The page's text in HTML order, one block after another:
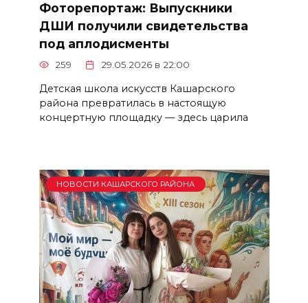
Фоторепортаж: Выпускники
ДШИ получили свидетельства
под аплодисменты
259 29.05.2026 в 22:00
Детская школа искусств Кашарского
района превратилась в настоящую
концертную площадку — здесь царила
НОВОСТИ КАШАРСКОГО РАЙОНА